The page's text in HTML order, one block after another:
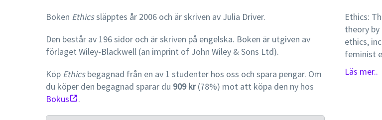
Boken Ethicssläpptes år 2006 och är skriven av Julia Driver.
Den består av 196 sidor och är skriven på engelska. Boken är utgiven av
förlaget Wiley-Blackwell (an imprint of John Wiley & Sons Ltd).
Köp Ethicsbegagnad från en av 1 studenter hos oss och spara pengar. Om
du köper den begagnad sparar du 909 kr(78%) mot att köpa den ny hos
Bokus
.
Ethics:
theory
ethics,
feminist
series. * Presents lively, real-world examples and thoughtful discussion of
Läs mer..